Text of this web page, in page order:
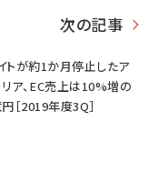
次の記事
トが約1か月停止したア
リア、EC売上は10%増の
［2019年度3Q］